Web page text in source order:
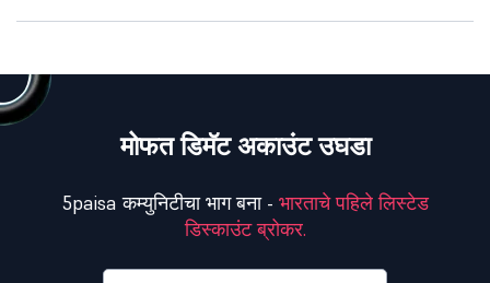
मोफत डिमॅट अकाउंट उघडा
5paisa कम्युनिटीचा भाग बना - भारताचे पहिले लिस्टेड
डिस्काउंट ब्रोकर.